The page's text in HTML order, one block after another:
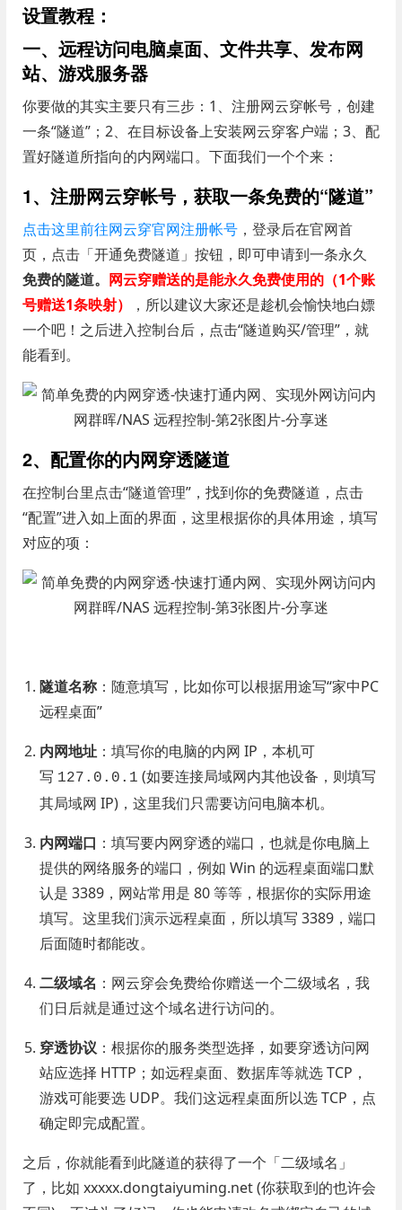
设置教程：
一、远程访问电脑桌面、文件共享、发布网
站、游戏服务器
你要做的其实主要只有三步：1、注册网云穿帐号，创建
一条“隧道”；2、在目标设备上安装网云穿客户端；3、配
置好隧道所指向的内网端口。下面我们一个个来：
1、注册网云穿帐号，获取一条免费的“隧道”
点击这里前往网云穿官网注册帐号，登录后在官网首
页，点击「开通免费隧道」按钮，即可申请到一条永久
免费的隧道。 网云穿赠送的是能永久免费使用的（1个账
号赠送1条映射）
，所以建议大家还是趁机会愉快地白嫖
一个吧！之后进入控制台后，点击“隧道购买/管理”，就
能看到。
2、配置你的内网穿透隧道
在控制台里点击“隧道管理”，找到你的免费隧道，点击
“配置”进入如上面的界面，这里根据你的具体用途，填写
对应的项：
隧道名称 ：随意填写，比如你可以根据用途写“家中PC
远程桌面”
内网地址 ：填写你的电脑的内网 IP，本机可
写 127.0.0.1 (如要连接局域网内其他设备，则填写
其局域网 IP)，这里我们只需要访问电脑本机。
内网端口 ：填写要内网穿透的端口，也就是你电脑上
提供的网络服务的端口，例如 Win 的远程桌面端口默
认是 3389，网站常用是 80 等等，根据你的实际用途
填写。这里我们演示远程桌面，所以填写 3389，端口
后面随时都能改。
二级域名 ：网云穿会免费给你赠送一个二级域名，我
们日后就是通过这个域名进行访问的。
穿透协议 ：根据你的服务类型选择，如要穿透访问网
站应选择 HTTP；如远程桌面、数据库等就选 TCP，
游戏可能要选 UDP。我们这远程桌面所以选 TCP，点
确定即完成配置。
之后，你就能看到此隧道的获得了一个「二级域名」
了，比如 xxxxx.dongtaiyuming.net (你获取到的也许会